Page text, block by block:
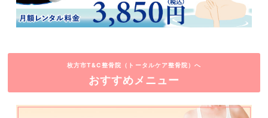
枚方市T&C整骨院（トータルケア整骨院）へ
おすすめメニュー